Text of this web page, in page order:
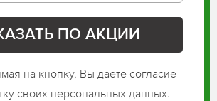
на кнопку, Вы даете согласие
своих персональных данных.